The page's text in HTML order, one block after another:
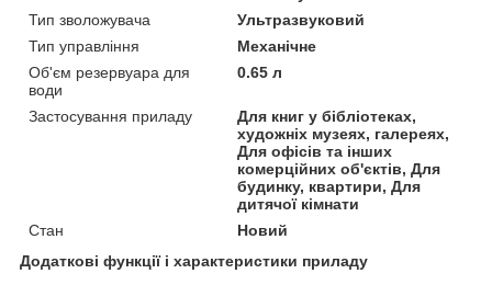
Тип зволожувача
Ультразвуковий
Тип управління
Механічне
Об'єм резервуара для
води
0.65 л
Застосування приладу
Для книг у бібліотеках,
художніх музеях, галереях,
Для офісів та інших
комерційних об'єктів, Для
будинку, квартири, Для
дитячої кімнати
Стан
Новий
Додаткові функції і характеристики приладу